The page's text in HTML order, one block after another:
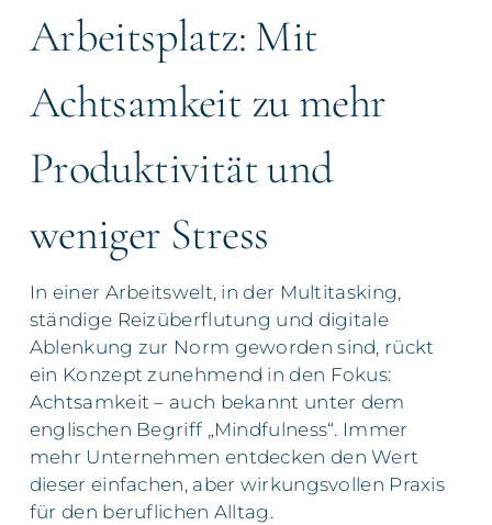
kontakt
Arbeitsplatz: Mit
Achtsamkeit zu mehr
Produktivität und
weniger Stress
In einer Arbeitswelt, in der Multitasking,
ständige Reizüberflutung und digitale
Ablenkung zur Norm geworden sind, rückt
ein Konzept zunehmend in den Fokus:
Achtsamkeit – auch bekannt unter dem
englischen Begriff „Mindfulness“. Immer
mehr Unternehmen entdecken den Wert
dieser einfachen, aber wirkungsvollen Praxis
für den beruflichen Alltag.